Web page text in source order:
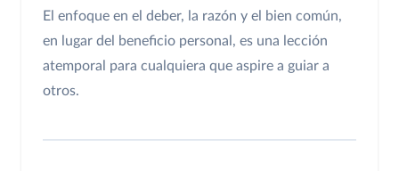
El enfoque en el deber, la razón y el bien común,
en lugar del beneficio personal, es una lección
atemporal para cualquiera que aspire a guiar a
otros.